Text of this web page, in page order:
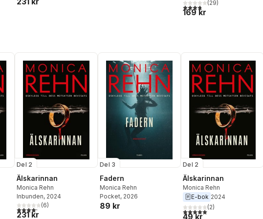
3,8utav 5 stjärnor. Totalt
(29)
169 kr
antal röster:
Del 2
Älskarinnan
Monica Rehn
Inbunden, 2024
4,2utav 5 stjärnor. Totalt antal röster:
(6)
231 kr
Del 3
Fadern
Monica Rehn
Pocket, 2026
89 kr
Del 2
Älskarinnan
Monica Rehn
E-bok 2024
5,0utav 5 stjärnor. Totalt
(2)
49 kr